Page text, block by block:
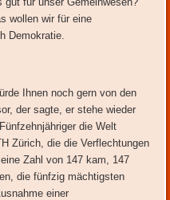
wollen wir für eine
Demokratie.
Ihnen noch gern von den
der sagte, er stehe wieder
die Welt
Zürich, die die Verflechtungen
Zahl von 147 kam, 147
die fünfzig mächtigsten
einer